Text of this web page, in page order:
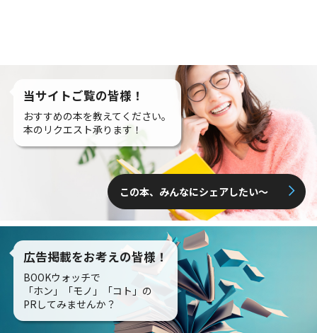
当サイトご覧の皆様！
おすすめの本を教えてください。
本のリクエスト承ります！
この本、みんなにシェアしたい〜
広告掲載をお考えの皆様！
BOOKウォッチで
「ホン」「モノ」「コト」の
PRしてみませんか？